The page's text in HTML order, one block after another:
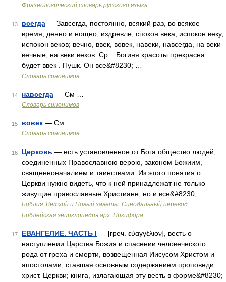
Фразеологический словарь русского языка
13 всегда — Завсегда, постоянно, всякий раз, во всякое
время, денно и нощно; издревле, спокон века, испокон веку,
испокон веков; вечно, ввек, вовек, навеки, навсегда, на веки
вечные, на веки веков. Ср. . Богиня красоты прекрасна
будет ввек . Пушк. Он все&#8230; …
Словарь синонимов
14 навсегда — См …
Словарь синонимов
15 вовек — См …
Словарь синонимов
16 Церковь — есть установленное от Бога общество людей,
соединенных Православною верою, законом Божиим,
священноначалием и таинствами. Из этого понятия о
Церкви нужно видеть, что к ней принадлежат не только
живущие православные Христиане, но и все&#8230; …
Библия. Ветхий и Новый заветы. Синодальный перевод.
Библейская энциклопедия арх. Никифора.
17 ЕВАНГЕЛИЕ. ЧАСТЬ I — [греч. εὐαγγέλιον], весть о
наступлении Царства Божия и спасении человеческого
рода от греха и смерти, возвещенная Иисусом Христом и
апостолами, ставшая основным содержанием проповеди
христ. Церкви; книга, излагающая эту весть в форме&#8230;